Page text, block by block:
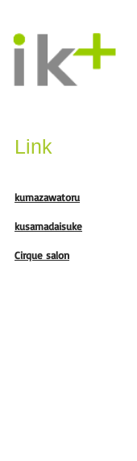
Link
kumazawatoru
kusamadaisuke
Cirque salon